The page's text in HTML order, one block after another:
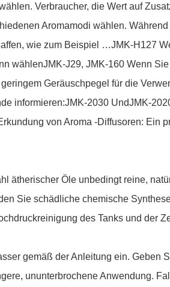
Verbraucher, die Wert auf
Aromamodi wählen. Während
wie zum Beispiel …JMK-H127
wählenJMK-J29, JMK-160Wenn Sie
Geräuschpegel für die
informieren:JMK-2030UndJMK-
ätherischer Öle unbedingt reine,
Sie schädliche chemische
des Tanks und der
gemäß der Anleitung ein. Geben
ununterbrochene Anwendung.